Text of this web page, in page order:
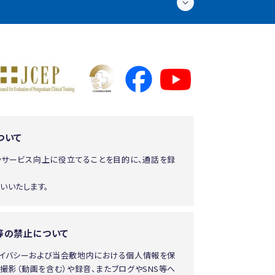
て
ービス向上に役立てることを目的に、通話を録
いたします。
禁止について
バシーおよび当会敷地内における個人情報を保
（動画を含む）や録音、またブログやSNS等へ